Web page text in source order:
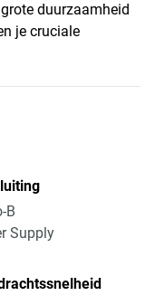
duurzaamheid
je cruciale
B
Supply